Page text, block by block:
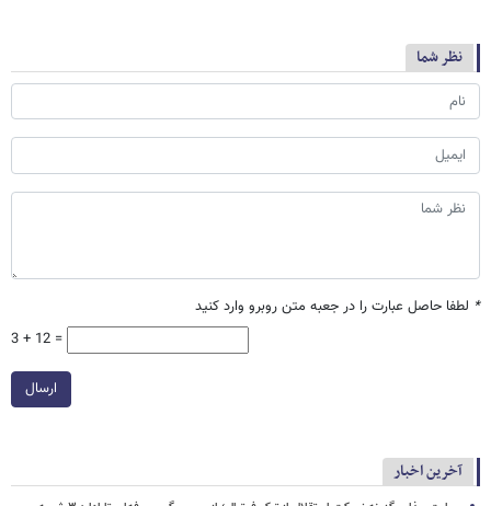
نظر شما
* لطفا حاصل عبارت را در جعبه متن روبرو وارد کنید
3 + 12 =
ارسال
آخرین اخبار